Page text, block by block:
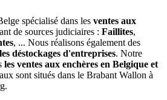
spécialisé dans les ventes aux
de sources judiciaires : Faillites,
, ... Nous réalisons également des
les déstockages d'entreprises. Notre
les ventes aux enchères en Belgique et
sont situés dans le Brabant Wallon à